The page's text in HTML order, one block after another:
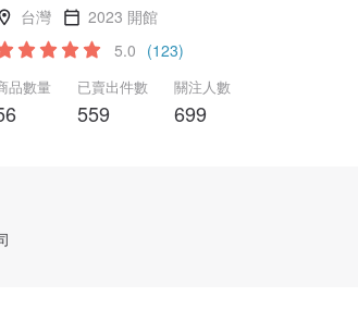
台灣
2023 開館
5.0 (123)
品數量 已賣出件數
559
關注人數
699